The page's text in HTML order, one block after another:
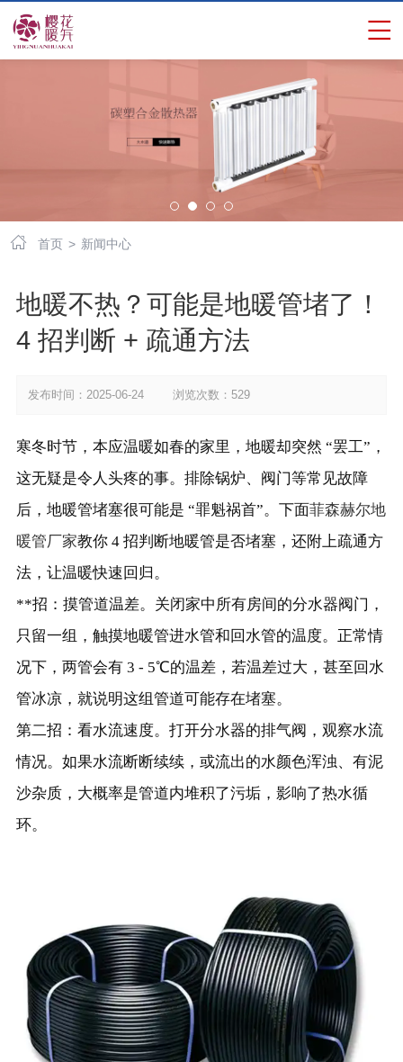

 首页 > 新闻中心
地暖不热？可能是地暖管堵了！
4 招判断 + 疏通方法​ ​ ​ ​
发布时间：2025-06-24 浏览次数：529
寒冬时节，本应温暖如春的家里，地暖却突然 “罢工”，
这无疑是令人头疼的事。排除锅炉、阀门等常见故障
后，地暖管堵塞很可能是 “罪魁祸首”。下面菲森赫尔地
暖管厂家教你 4 招判断地暖管是否堵塞，还附上疏通方
法，让温暖快速回归。
**招：摸管道温差。关闭家中所有房间的分水器阀门，
只留一组，触摸地暖管进水管和回水管的温度。正常情
况下，两管会有 3 - 5℃的温差，若温差过大，甚至回水
管冰凉，就说明这组管道可能存在堵塞。
第二招：看水流速度。打开分水器的排气阀，观察水流
情况。如果水流断断续续，或流出的水颜色浑浊、有泥
沙杂质，大概率是管道内堆积了污垢，影响了热水循
环。